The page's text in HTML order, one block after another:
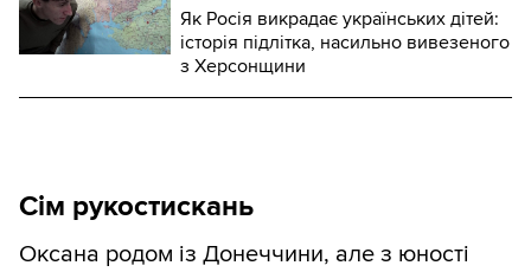
Як Росія викрадає українських дітей:
історія підлітка, насильно вивезеного
з Херсонщини
Сім рукостискань
Оксана родом із Донеччини, але з юності